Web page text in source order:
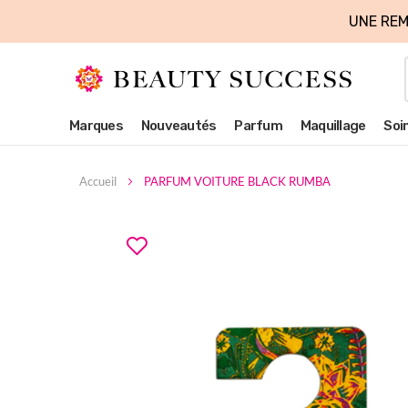
UNE
Marques Nouveautés Parfum Maquillage
Accueil PARFUM VOITURE BLACK RUMBA